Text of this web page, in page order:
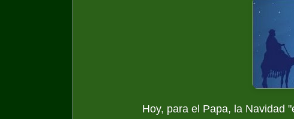
Hoy, para el Papa, la Navidad